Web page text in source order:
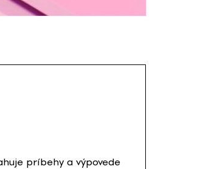
príbehy a výpovede